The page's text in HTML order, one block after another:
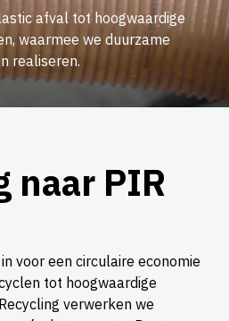
afval tot hoogwaardige
waarmee we duurzame
realiseren.
naar PIR
voor een circulaire economie
tot hoogwaardige
verwerken we